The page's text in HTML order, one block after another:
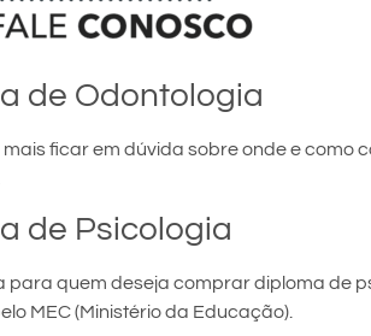
de Odontologia
ficar em dúvida sobre onde e como
de Psicologia
para quem deseja comprar diploma de
MEC (Ministério da Educação).